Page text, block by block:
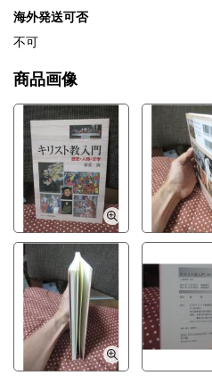
海外発送可否
不可
商品画像